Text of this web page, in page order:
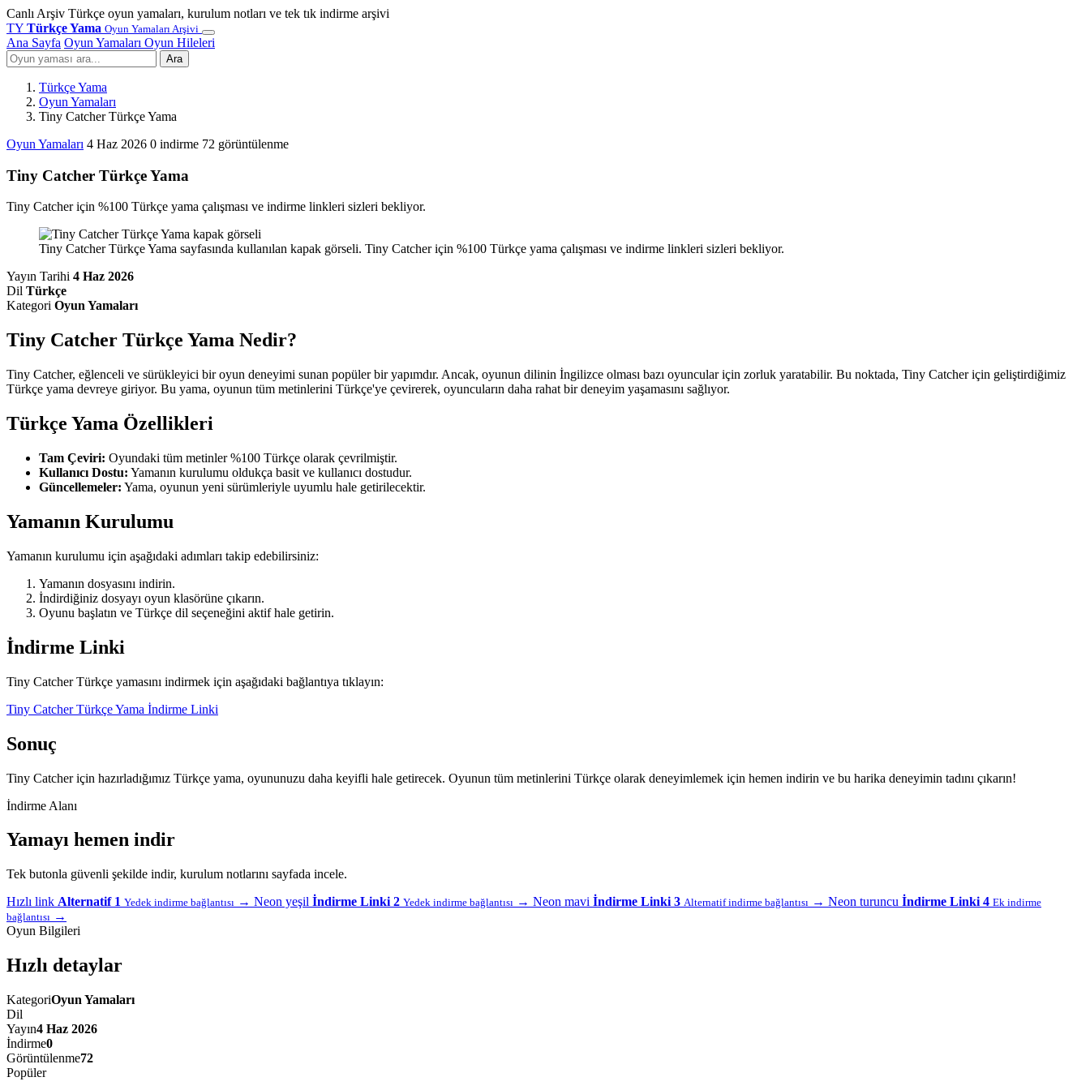
Canlı Arşiv Türkçe oyun yamaları, kurulum notları ve tek tık indirme arşivi
TY Türkçe Yama Oyun Yamaları Arşivi
Ana Sayfa Oyun Yamaları Oyun Hileleri
Ara
Türkçe Yama
Oyun Yamaları
Tiny Catcher Türkçe Yama
Oyun Yamaları 4 Haz 2026 0 indirme 72 görüntülenme
Tiny Catcher Türkçe Yama
Tiny Catcher için %100 Türkçe yama çalışması ve indirme linkleri sizleri bekliyor.
Tiny Catcher Türkçe Yama sayfasında kullanılan kapak görseli. Tiny Catcher için %100 Türkçe yama çalışması ve indirme linkleri sizleri bekliyor.
Yayın Tarihi 4 Haz 2026
Dil Türkçe
Kategori Oyun Yamaları
Tiny Catcher Türkçe Yama Nedir?
Tiny Catcher, eğlenceli ve sürükleyici bir oyun deneyimi sunan popüler bir yapımdır. Ancak, oyunun dilinin İngilizce olması bazı oyuncular için zorluk yaratabilir. Bu noktada, Tiny Catcher için geliştirdiğimiz
Türkçe yama devreye giriyor. Bu yama, oyunun tüm metinlerini Türkçe'ye çevirerek, oyuncuların daha rahat bir deneyim yaşamasını sağlıyor.
Türkçe Yama Özellikleri
Tam Çeviri: Oyundaki tüm metinler %100 Türkçe olarak çevrilmiştir.
Kullanıcı Dostu: Yamanın kurulumu oldukça basit ve kullanıcı dostudur.
Güncellemeler: Yama, oyunun yeni sürümleriyle uyumlu hale getirilecektir.
Yamanın Kurulumu
Yamanın kurulumu için aşağıdaki adımları takip edebilirsiniz:
Yamanın dosyasını indirin.
İndirdiğiniz dosyayı oyun klasörüne çıkarın.
Oyunu başlatın ve Türkçe dil seçeneğini aktif hale getirin.
İndirme Linki
Tiny Catcher Türkçe yamasını indirmek için aşağıdaki bağlantıya tıklayın:
Tiny Catcher Türkçe Yama İndirme Linki
Sonuç
Tiny Catcher için hazırladığımız Türkçe yama, oyununuzu daha keyifli hale getirecek. Oyunun tüm metinlerini Türkçe olarak deneyimlemek için hemen indirin ve bu harika deneyimin tadını çıkarın!
İndirme Alanı
Yamayı hemen indir
Tek butonla güvenli şekilde indir, kurulum notlarını sayfada incele.
Hızlı link Alternatif 1 Yedek indirme bağlantısı → Neon yeşil İndirme Linki 2 Yedek indirme bağlantısı → Neon mavi İndirme Linki 3 Alternatif indirme bağlantısı → Neon turuncu İndirme Linki 4 Ek indirme
bağlantısı →
Oyun Bilgileri
Hızlı detaylar
KategoriOyun Yamaları
Dil
Yayın4 Haz 2026
İndirme0
Görüntülenme72
Popüler